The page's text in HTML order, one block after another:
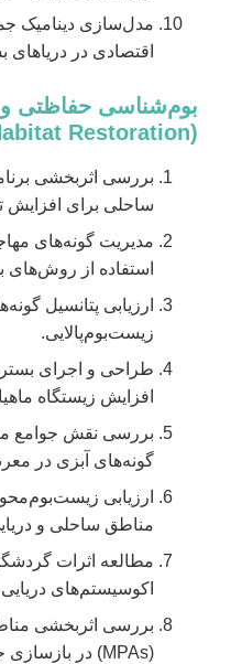
مدل‌سازی دینامیک
اقتصادی در دریاهای
بوم‌شناسی حفاظتی و
(Conservation & Habitat Restoration)
بررسی اثربخشی
ساحلی برای افزایش
مدیریت گونه‌های
استفاده از روش‌های
ارزیابی پتانسیل
زیست‌بوم‌پالایی.
طراحی و اجرای
افزایش زیستگاه
بررسی نقش جوامع
گونه‌های آبزی در
ارزیابی
مناطق ساحلی و
مطالعه اثرات
اکوسیستم‌های
بررسی اثربخشی
(MPAs) در بازسازی جمعیت‌های ماهی.